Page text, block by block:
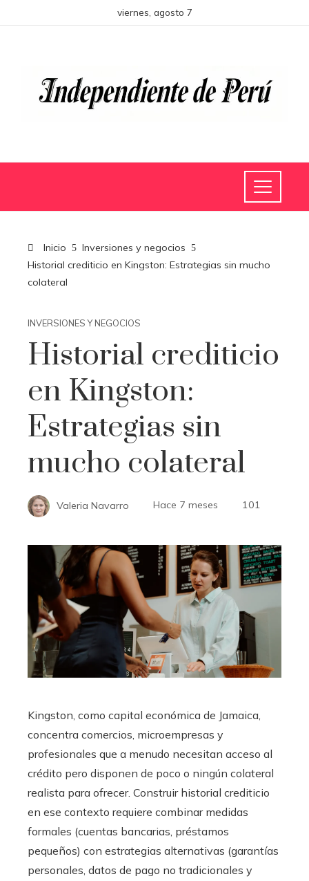
viernes, agosto 7
Inicio
Inversiones y negocios
Historial crediticio en Kingston: Estrategias sin mucho
colateral
INVERSIONES Y NEGOCIOS
Historial crediticio
en Kingston:
Estrategias sin
mucho colateral
Valeria Navarro Hace 7 meses 101
Kingston, como capital económica de Jamaica,
concentra comercios, microempresas y
profesionales que a menudo necesitan acceso al
crédito pero disponen de poco o ningún colateral
realista para ofrecer. Construir historial crediticio
en ese contexto requiere combinar medidas
formales (cuentas bancarias, préstamos
pequeños) con estrategias alternativas (garantías
personales, datos de pago no tradicionales y